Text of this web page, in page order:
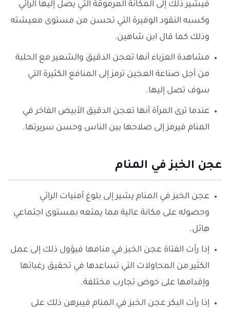
فيشير ذلك إلى المكانة المرموقة التي يصل إليها الرائي
وكسبه النقود الوفيرة التي تحسن من مستوى معيشته
وذلك كما قال ابن شاهين.
مشاهدة العزباء أنها تعجن الدقيق والشعير مع الحلبة
من أجل صناعة العجين ترمز إلى المنافع الكثيرة التي
سوف تصل إليها.
عندما ترى المرأة أنها تعجن الدقيق الأبيض الفاخر في
المنام فيرمز إلى صلاحها بين الناس وحسن سريرتها.
عجن الخبز في المنام
عجن الخبز في المنام يشير إلى بلوغ أمنيات الرائي
وحصوله على مكانة عالية مما يمتعه بمستوى اجتماعي
هائل.
إذا رأت الفتاة عجن الخبز في منامها فيؤول ذلك إلى عمل
الكثير من المحاولات التي تساعدها في تحقيق رغباتها
وإقدامها على خوض تجارب مختلفة.
إذا رأت البكر عجن الخبز في المنام فيبرهن ذلك على